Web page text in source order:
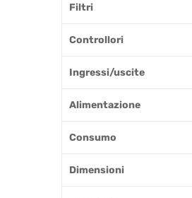
Filtri
Controllori
Ingressi/uscite
Alimentazione
Consumo
Dimensioni